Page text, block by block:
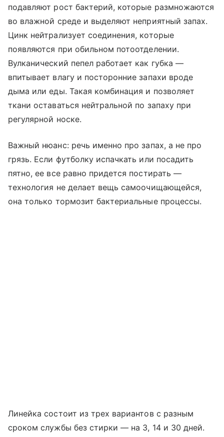
подавляют рост бактерий, которые размножаются
во влажной среде и выделяют неприятный запах.
Цинк нейтрализует соединения, которые
появляются при обильном потоотделении.
Вулканический пепел работает как губка —
впитывает влагу и посторонние запахи вроде
дыма или еды. Такая комбинация и позволяет
ткани оставаться нейтральной по запаху при
регулярной носке.
Важный нюанс: речь именно про запах, а не про
грязь. Если футболку испачкать или посадить
пятно, ее все равно придется постирать —
технология не делает вещь самоочищающейся,
она только тормозит бактериальные процессы.
Линейка состоит из трех вариантов с разным
сроком службы без стирки — на 3, 14 и 30 дней.